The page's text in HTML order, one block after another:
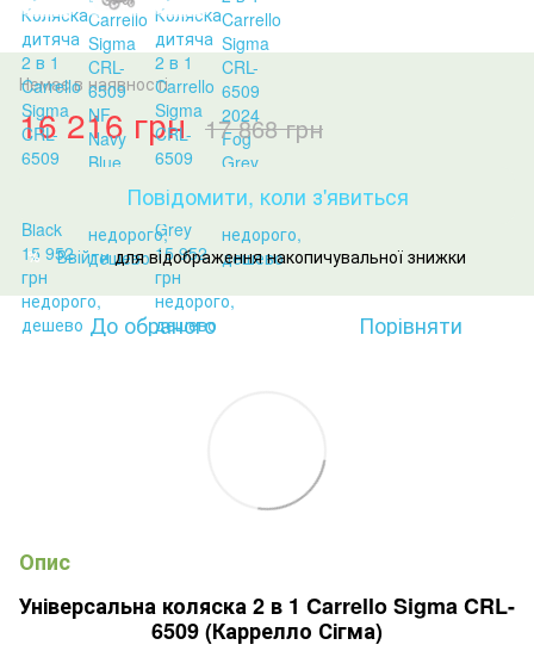
Немає в наявності
16 216 грн 17 868 грн
Повідомити, коли з'явиться
% Ввійтидля відображення накопичувальної знижки
До обраного Порівняти
Опис
Універсальна коляска 2 в 1 Carrello Sigma CRL-
6509 (Каррелло Сігма)